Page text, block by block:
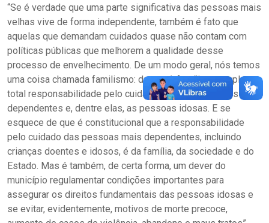
“Se é verdade que uma parte significativa das pessoas mais
velhas vive de forma independente, também é fato que
aquelas que demandam cuidados quase não contam com
políticas públicas que melhorem a qualidade desse
processo de envelhecimento. De um modo geral, nós temos
uma coisa chamada familismo: damos à família a completa e
total responsabilidade pelo cuidado das pessoas mais
dependentes e, dentre elas, as pessoas idosas. E se
esquece de que é constitucional que a responsabilidade
pelo cuidado das pessoas mais dependentes, incluindo
crianças doentes e idosos, é da família, da sociedade e do
Estado. Mas é também, de certa forma, um dever do
município regulamentar condições importantes para
assegurar os direitos fundamentais das pessoas idosas e
se evitar, evidentemente, motivos de morte precoce,